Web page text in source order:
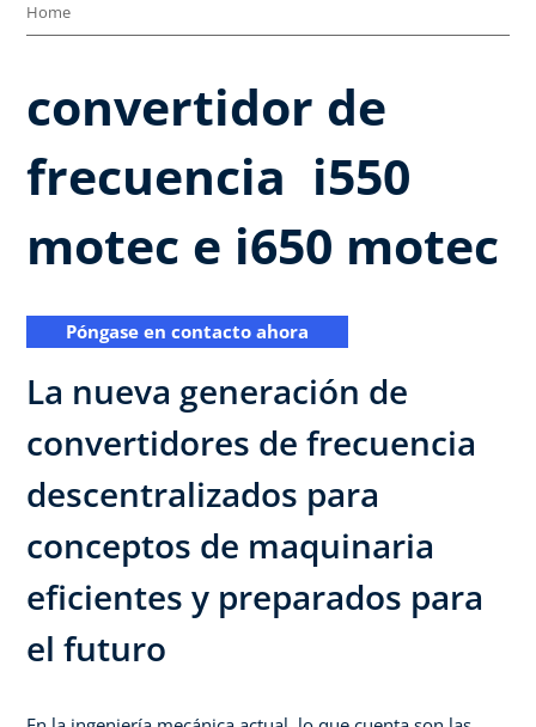
Home
convertidor de
frecuencia ​ i550
motec e i650 motec​
Póngase en contacto ahora​
La nueva generación de
convertidores de frecuencia
descentralizados para
conceptos de maquinaria
eficientes y preparados para
el futuro​